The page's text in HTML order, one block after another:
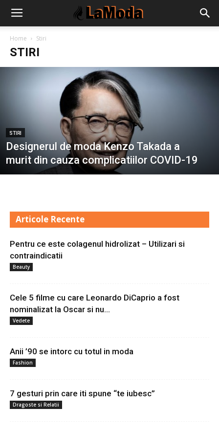
Home Stiri
STIRI
STIRI
Designerul de moda Kenzo Takada a
murit din cauza complicatiilor COVID-19
Articole Recente
Pentru ce este colagenul hidrolizat – Utilizari si
contraindicatii
Beauty
Cele 5 filme cu care Leonardo DiCaprio a fost
nominalizat la Oscar si nu...
Vedete
Anii ’90 se intorc cu totul in moda
Fashion
7 gesturi prin care iti spune “te iubesc”
Dragoste si Relatii